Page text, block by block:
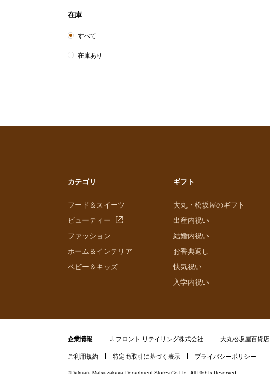
在庫
すべて
在庫あり
カテゴリ
フード＆スイーツ
ビューティー
ファッション
ホーム＆インテリア
ベビー＆キッズ
ギフト
大丸・松坂屋のギフト
出産内祝い
結婚内祝い
お香典返し
快気祝い
入学内祝い
企業情報 J. フロント リテイリング株式会社 大丸松坂屋百貨店
ご利用規約 特定商取引に基づく表示 プライバシーポリシー